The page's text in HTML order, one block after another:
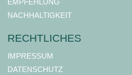
EMPFEHLUNG
NACHHALTIGKEIT
RECHTLICHES
IMPRESSUM
DATENSCHUTZ